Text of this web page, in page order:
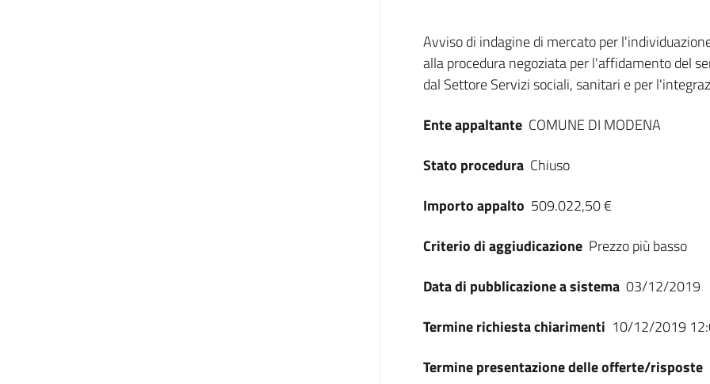
Dati del bando
Avviso di indagine di mercato per
alla procedura negoziata per l'affidamento del
dal Settore Servizi sociali, sanitari e per
Ente appaltante COMUNE DI MODENA
Stato procedura Chiuso
Importo appalto 509.022,50 €
Criterio di aggiudicazione Prezzo più basso
Data di pubblicazione a sistema 03/12/2019
Termine richiesta chiarimenti 10/12/2019
Termine presentazione delle offerte/risposte